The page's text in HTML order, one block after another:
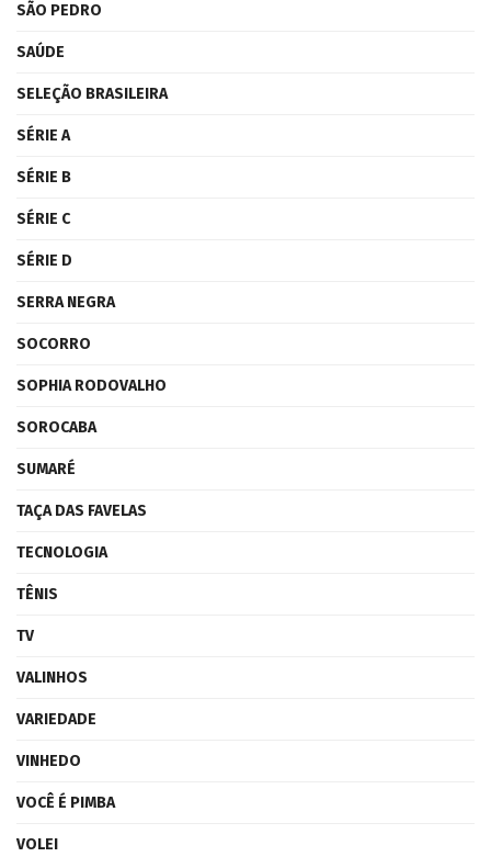
SÃO PEDRO
SAÚDE
SELEÇÃO BRASILEIRA
SÉRIE A
SÉRIE B
SÉRIE C
SÉRIE D
SERRA NEGRA
SOCORRO
SOPHIA RODOVALHO
SOROCABA
SUMARÉ
TAÇA DAS FAVELAS
TECNOLOGIA
TÊNIS
TV
VALINHOS
VARIEDADE
VINHEDO
VOCÊ É PIMBA
VOLEI